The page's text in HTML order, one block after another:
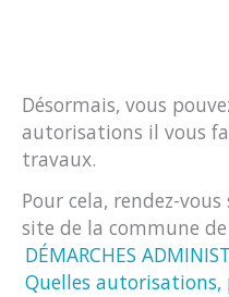
Désormais, vous
autorisations il vous
travaux.
Pour cela, rendez-
site de la commune
DÉMARCHES
Quelles